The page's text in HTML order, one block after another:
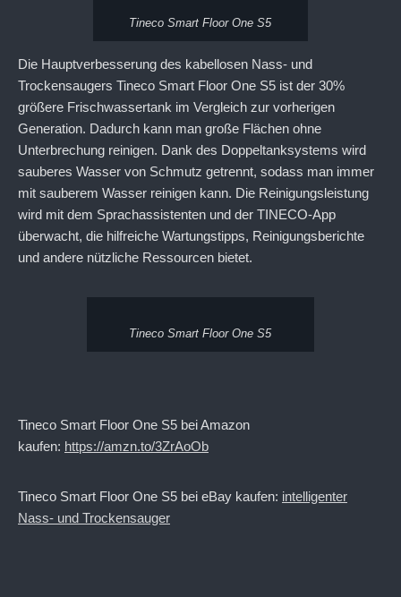
Tineco Smart Floor One S5
Die Hauptverbesserung des kabellosen Nass- und
Trockensaugers Tineco Smart Floor One S5 ist der 30%
größere Frischwassertank im Vergleich zur vorherigen
Generation. Dadurch kann man große Flächen ohne
Unterbrechung reinigen. Dank des Doppeltanksystems wird
sauberes Wasser von Schmutz getrennt, sodass man immer
mit sauberem Wasser reinigen kann. Die Reinigungsleistung
wird mit dem Sprachassistenten und der TINECO-App
überwacht, die hilfreiche Wartungstipps, Reinigungsberichte
und andere nützliche Ressourcen bietet.
Tineco Smart Floor One S5
Tineco Smart Floor One S5 bei Amazon
kaufen: https://amzn.to/3ZrAoOb
Tineco Smart Floor One S5 bei eBay kaufen: intelligenter
Nass- und Trockensauger